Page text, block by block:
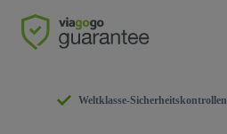
Weltklasse-Sicherheitskontrollen